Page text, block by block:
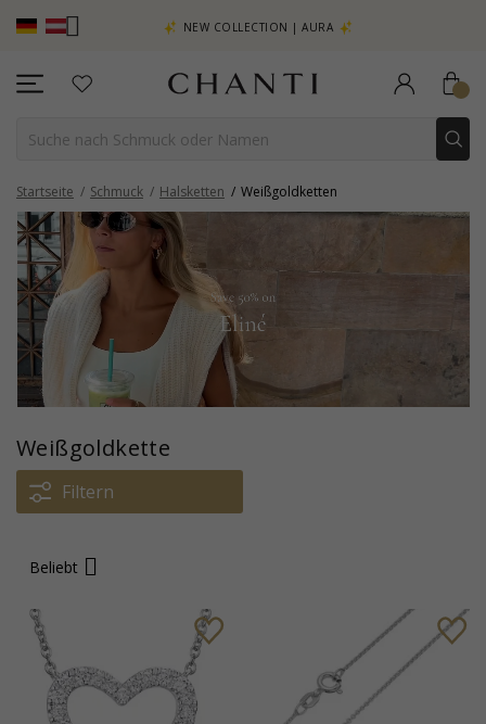
SEHEN –
NEW COLLECTION | AURA
Startseite Schmuck Halsketten Weißgoldketten
Weißgoldkette
Filtern
Beliebt